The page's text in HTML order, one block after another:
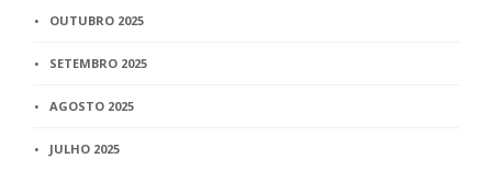
OUTUBRO 2025
SETEMBRO 2025
AGOSTO 2025
JULHO 2025